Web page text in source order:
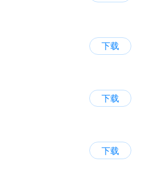
下载
下载
下载